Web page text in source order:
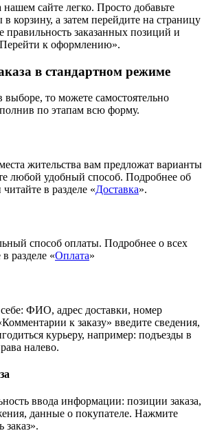
сайте легко. Просто добавьте
корзину, а затем перейдите на страницу
правильность заказанных позиций и
к оформлению».
в стандартном режиме
то можете самостоятельно
по этапам всю форму.
жительства вам предложат варианты
любой удобный способ. Подробнее об
в разделе «Доставка».
способ оплаты. Подробнее о всех
разделе «Оплата»
ФИО, адрес доставки, номер
к заказу» введите сведения,
курьеру, например: подъезды в
налево.
ввода информации: позиции заказа,
данные о покупателе. Нажмите